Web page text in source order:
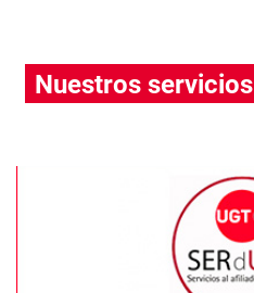
Nuestros servicios